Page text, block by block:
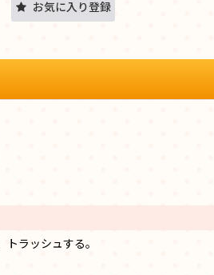
お気に入り登録
ラッシュする。